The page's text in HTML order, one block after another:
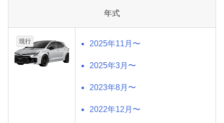
年式
現行 2025年11月〜
2025年3月〜
2023年8月〜
2022年12月〜